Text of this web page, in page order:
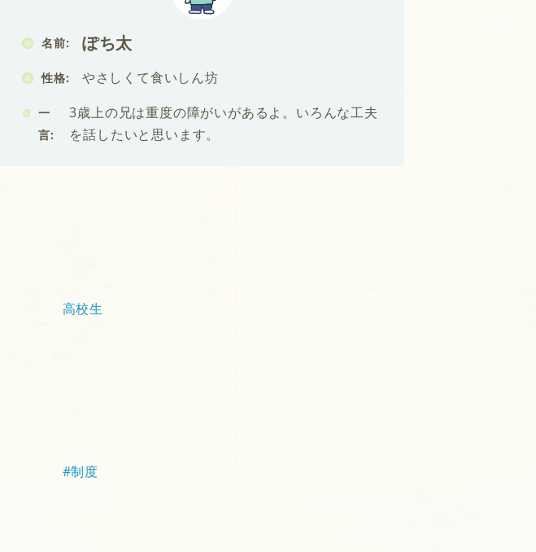
名前: ぽち太
性格: やさしくて食いしん坊
一
言:
3歳上の兄は重度の障がいがあるよ。いろんな工夫
を話したいと思います。
高校生
#制度